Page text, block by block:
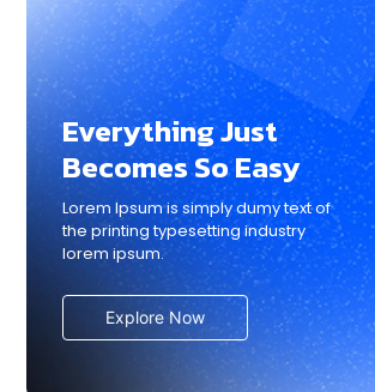
Everything Just
Becomes So Easy
Lorem Ipsum is simply dumy text of
the printing typesetting industry
lorem ipsum.
Explore Now